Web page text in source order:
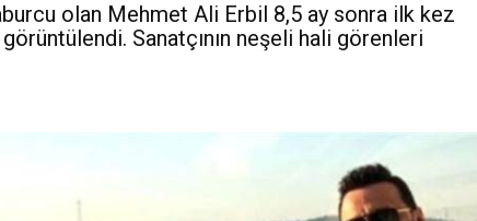
olan Mehmet Ali Erbil 8,5 ay sonra ilk kez
Sanatçının neşeli hali görenleri